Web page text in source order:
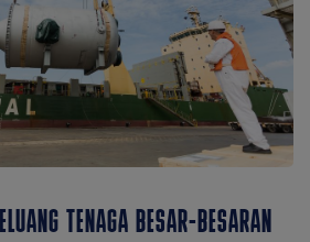
TENAGA BESAR-BESARAN